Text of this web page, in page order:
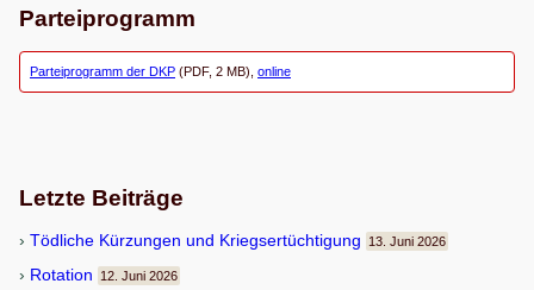
Parteiprogramm
Parteiprogramm der DKP (PDF, 2 MB), online
Letzte Beiträge
Töd­li­che Kür­zun­gen und Kriegsertüchtigung 13. Juni 2026
Rota­tion 12. Juni 2026